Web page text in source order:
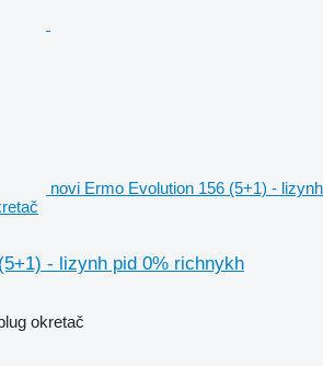
novi Ermo Evolution 156 (5+1) - lizynh
- lizynh pid 0% richnykh
okretač